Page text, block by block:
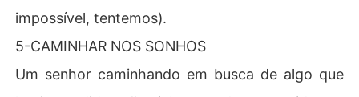
impossível, tentemos).
5-CAMINHAR NOS SONHOS
Um senhor caminhando em busca de algo que